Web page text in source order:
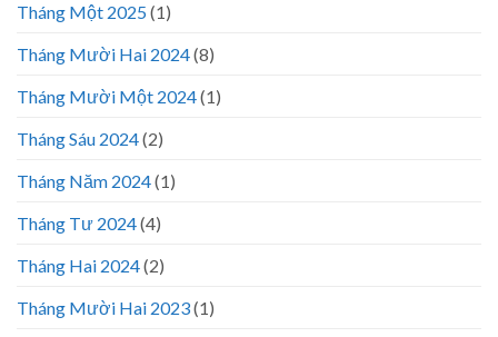
Tháng Một 2025(1)
Tháng Mười Hai 2024(8)
Tháng Mười Một 2024(1)
Tháng Sáu 2024(2)
Tháng Năm 2024(1)
Tháng Tư 2024(4)
Tháng Hai 2024(2)
Tháng Mười Hai 2023(1)